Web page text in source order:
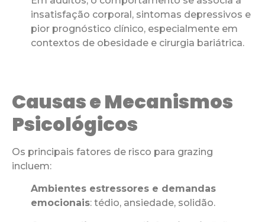
insatisfação corporal, sintomas depressivos e
pior prognóstico clínico, especialmente em
contextos de obesidade e cirurgia bariátrica.
Causas e Mecanismos
Psicológicos
Os principais fatores de risco para grazing
incluem:
Ambientes estressores e demandas
emocionais: tédio, ansiedade, solidão.